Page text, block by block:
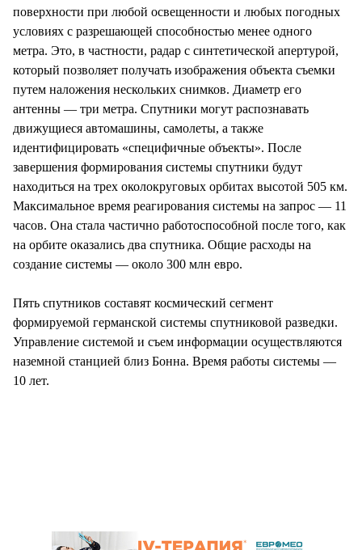
поверхности при любой освещенности и любых погодных
условиях с разрешающей способностью менее одного
метра. Это, в частности, радар с синтетической апертурой,
который позволяет получать изображения объекта съемки
путем наложения нескольких снимков. Диаметр его
антенны — три метра. Спутники могут распознавать
движущиеся автомашины, самолеты, а также
идентифицировать «специфичные объекты». После
завершения формирования системы спутники будут
находиться на трех околокруговых орбитах высотой 505 км.
Максимальное время реагирования системы на запрос — 11
часов. Она стала частично работоспособной после того, как
на орбите оказались два спутника. Общие расходы на
создание системы — около 300 млн евро.
Пять спутников составят космический сегмент
формируемой германской системы спутниковой разведки.
Управление системой и съем информации осуществляются
наземной станцией близ Бонна. Время работы системы —
10 лет.